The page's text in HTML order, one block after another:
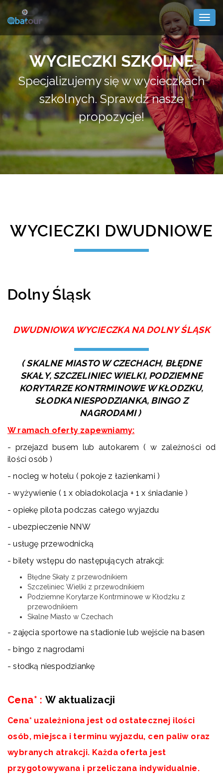
WYCIECZKI SZKOLNE
Specjalizujemy się w wycieczkach
szkolnych. Sprawdź nasze
propozycje!
WYCIECZKI DWUDNIOWE
Dolny Śląsk
DWUDNIOWA WYCIECZKA NA DOLNY ŚLĄSK
( SKALNE MIASTO W CZECHACH, BŁĘDNE
SKAŁY, SZCZELINIEC WIELKI, PODZIEMNE
KORYTARZE KONTRMINOWE W KŁODZKU,
SŁODKA NIESPODZIANKA, BINGO Z
NAGRODAMI )
W ramach oferty zapewniamy:
- przejazd busem lub autokarem ( w zależności od
ilości osób )
- nocleg w hotelu ( pokoje z łazienkami )
- wyżywienie ( 1 x obiadokolacja + 1 x śniadanie )
- opiekę pilota podczas całego wyjazdu
- ubezpieczenie NNW
- usługę przewodnicką
- bilety wstępu do następujących atrakcji:
Błędne Skały z przewodnikiem
Szczeliniec Wielki z przewodnikiem
Podziemne Korytarze Kontrminowe w Kłodzku z
przewodnikiem
Skalne Miasto w Czechach
- zajęcia sportowe na stadionie lub wejście na basen
- bingo z nagrodami
- słodką niespodziankę
Cena* :W aktualizacji
Cena* uzależniona jest od ostatecznej ilości
osób, miejsca i terminu wyjazdu, cen paliw oraz
wybranych atrakcji. Każda oferta jest
przygotowywana i przeliczana indywidualnie.